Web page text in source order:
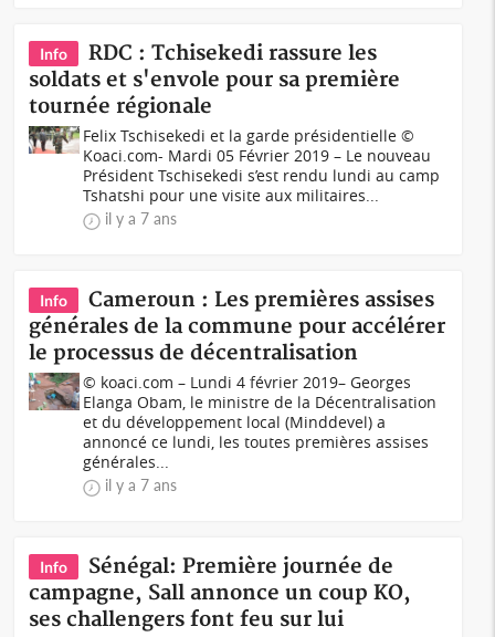
Info
RDC : Tchisekedi rassure les
soldats et s'envole pour sa première
tournée régionale
Felix Tschisekedi et la garde présidentielle ©
Koaci.com- Mardi 05 Février 2019 – Le nouveau
Président Tschisekedi s’est rendu lundi au camp
Tshatshi pour une visite aux militaires...
il y a 7 ans
Info
Cameroun : Les premières assises
générales de la commune pour accélérer
le processus de décentralisation
© koaci.com – Lundi 4 février 2019– Georges
Elanga Obam, le ministre de la Décentralisation
et du développement local (Minddevel) a
annoncé ce lundi, les toutes premières assises
générales...
il y a 7 ans
Info
Sénégal: Première journée de
campagne, Sall annonce un coup KO,
ses challengers font feu sur lui